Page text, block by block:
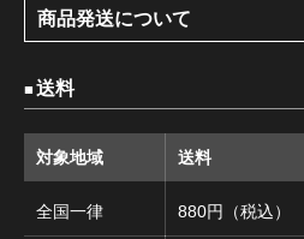
商品発送について
送料
対象地域 送料
全国一律 880円（税込）